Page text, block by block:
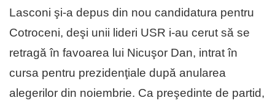
Lasconi şi-a depus din nou candidatura pentru
Cotroceni, deşi unii lideri USR i-au cerut să se
retragă în favoarea lui Nicuşor Dan, intrat în
cursa pentru prezidenţiale după anularea
alegerilor din noiembrie. Ca preşedinte de partid,